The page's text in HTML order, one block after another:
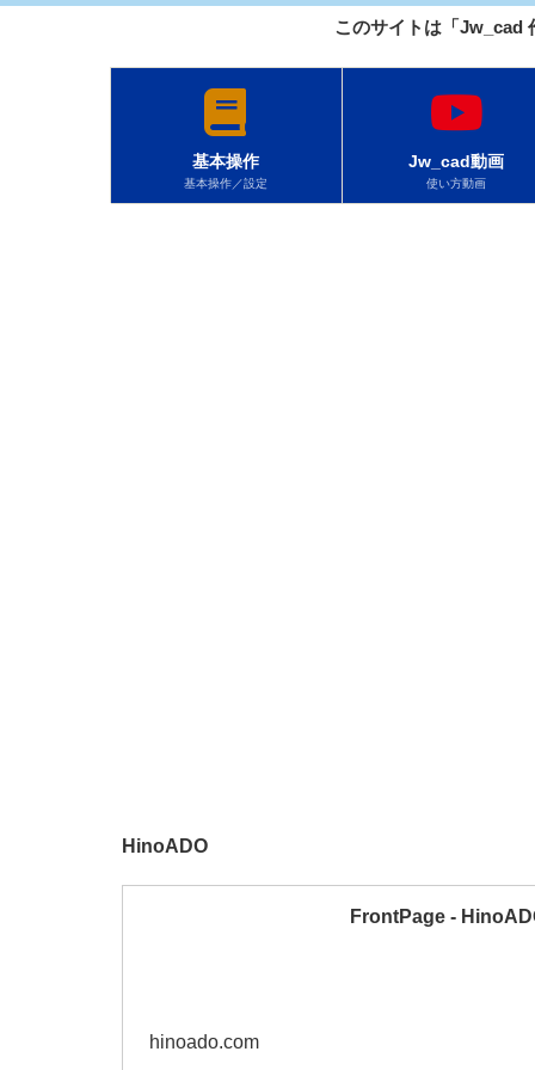
このサイトは「Jw_cad
基本操作
基本操作／設定
Jw_cad動画
使い方動画
HinoADO
FrontPage -
hinoado.com